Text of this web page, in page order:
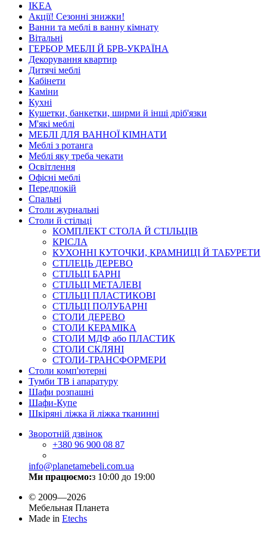
IKEA
Акції! Сезонні знижки!
Ванни та меблі в ванну кімнату
Вітальні
ГЕРБОР МЕБЛІ Й БРВ-УКРАЇНА
Декорування квартир
Дитячі меблі
Кабінети
Каміни
Кухні
Кушетки, банкетки, ширми й інші дріб'язки
М'які меблі
МЕБЛІ ДЛЯ ВАННОЇ КІМНАТИ
Меблі з ротанга
Меблі яку треба чекати
Освітлення
Офісні меблі
Передпокій
Спальні
Столи журнальні
Столи й стільці
КОМПЛЕКТ СТОЛА Й СТІЛЬЦІВ
КРІСЛА
КУХОННІ КУТОЧКИ, КРАМНИЦІ Й ТАБУРЕТИ
СТІЛЕЦЬ ДЕРЕВО
СТІЛЬЦІ БАРНІ
СТІЛЬЦІ МЕТАЛЕВІ
СТІЛЬЦІ ПЛАСТИКОВІ
СТІЛЬЦІ ПОЛУБАРНІ
СТОЛИ ДЕРЕВО
СТОЛИ КЕРАМІКА
СТОЛИ МДФ або ПЛАСТИК
СТОЛИ СКЛЯНІ
СТОЛИ-ТРАНСФОРМЕРИ
Столи комп'ютерні
Тумби ТВ і апаратуру
Шафи розпашні
Шафи-Купе
Шкіряні ліжка й ліжка тканинні
Зворотній дзвінок
+380 96 900 08 87
info@planetamebeli.com.ua
Ми працюємо:з 10:00 до 19:00
© 2009—2026
Мебельная Планета
Made in Etechs